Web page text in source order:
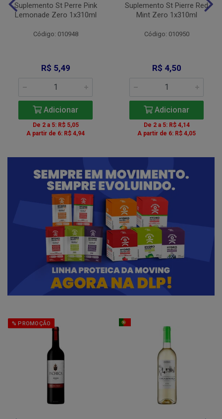
Suplemento St Perre Pink
Lemonade Zero 1x310ml
Código: 010948
R$ 5,49
Adicionar
De 2 a 5: R$ 5,05
A partir de 6: R$ 4,94
Suplemento St Pierre Red
Mint Zero 1x310ml
Código: 010950
R$ 4,50
Adicionar
De 2 a 5: R$ 4,14
A partir de 6: R$ 4,05
% PROMOÇÃO